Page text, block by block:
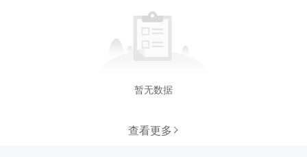
暂无数据
查看更多